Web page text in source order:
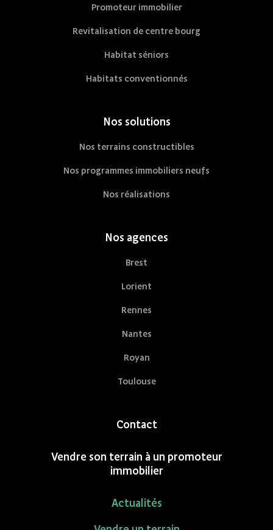
Promoteur immobilier
Revitalisation de centre bourg
Habitat séniors
Habitats conventionnés
Nos solutions
Nos terrains constructibles
Nos programmes immobiliers neufs
Nos réalisations
Nos agences
Brest
Lorient
Rennes
Nantes
Royan
Toulouse
Contact
Vendre son terrain à un promoteur
immobilier
Actualités